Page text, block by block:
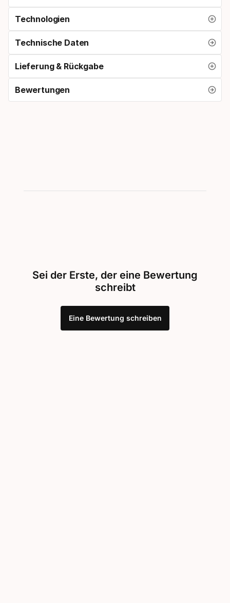
Technologien
Technische Daten
Lieferung & Rückgabe
Bewertungen
Sei der Erste, der eine Bewertung
schreibt
Eine Bewertung schreiben